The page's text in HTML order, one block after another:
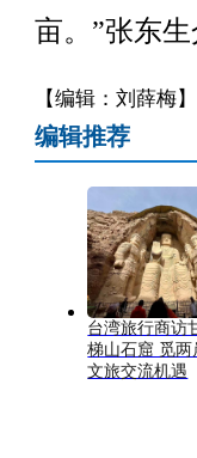
亩。”张东生
【编辑：刘薛梅】
编辑推荐
台湾旅行商访
梯山石窟 觅两
文旅交流机遇